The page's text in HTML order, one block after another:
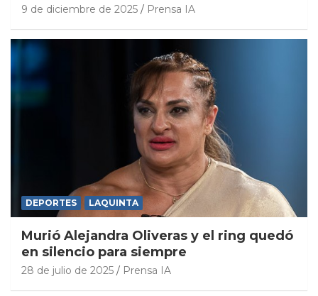
9 de diciembre de 2025 Prensa IA
DEPORTES LAQUINTA
Murió Alejandra Oliveras y el ring quedó
en silencio para siempre
28 de julio de 2025 Prensa IA